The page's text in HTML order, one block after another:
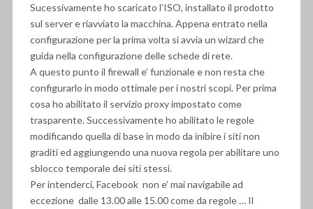
Sucessivamente ho scaricato l’ISO, installato il prodotto
sul server e riavviato la macchina. Appena entrato nella
configurazione per la prima volta si avvia un wizard che
guida nella configurazione delle schede di rete.
A questo punto il firewall e’ funzionale e non resta che
configurarlo in modo ottimale per i nostri scopi. Per prima
cosa ho abilitato il servizio proxy impostato come
trasparente. Successivamente ho abilitato le regole
modificando quella di base in modo da inibire i siti non
graditi ed aggiungendo una nuova regola per abilitare uno
sblocco temporale dei siti stessi.
Per intenderci, Facebook non e’ mai navigabile ad
eccezione dalle 13.00 alle 15.00 come da regole … Il